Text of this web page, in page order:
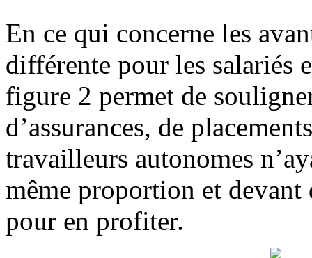
En ce qui concerne les
différente pour les salariés
figure 2 permet de
d’assurances, de
travailleurs autonomes
même proportion et
pour en profiter.